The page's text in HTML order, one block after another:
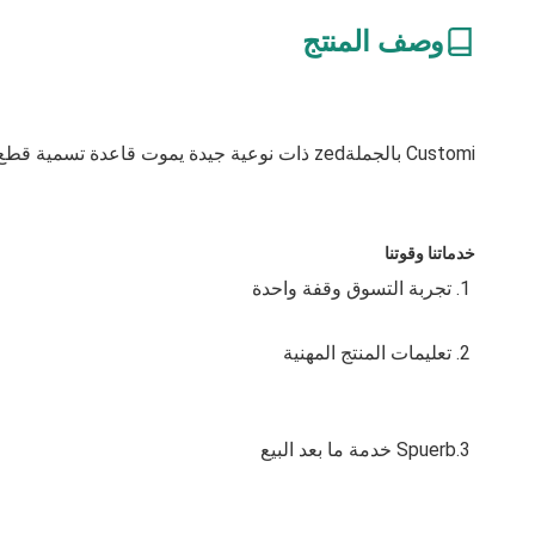
وصف المنتج
Customi بالجملة zed ذات نوعية جيدة يموت قاعدة تسمية قطع الصلب
خدماتنا وقوتنا
1. تجربة التسوق وقفة واحدة
2. تعليمات المنتج المهنية
3.Spuerb خدمة ما بعد البيع